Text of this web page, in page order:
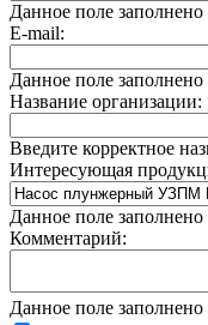
Данное поле заполнено
E-mail:
Данное поле заполнено
Название организации:
Введите корректное
Интересующая
Данное поле заполнено
Комментарий:
Данное поле заполнено